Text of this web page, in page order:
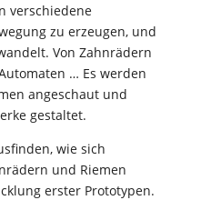
verschiedene
zu erzeugen, und
Von Zahnrädern
… Es werden
angeschaut und
gestaltet.
wie sich
und Riemen
erster Prototypen.